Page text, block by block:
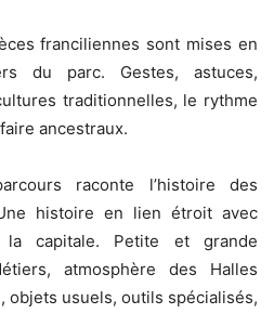
franciliennes sont mises en
du parc. Gestes, astuces,
traditionnelles, le rythme
ancestraux.
raconte l’histoire des
histoire en lien étroit avec
la capitale. Petite et grande
atmosphère des Halles
objets usuels, outils spécialisés,